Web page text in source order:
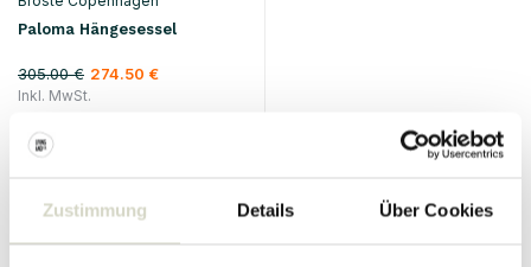
Zustimmung Details Über Cookies
Paloma Hängesessel
305.00 € 274.50 €
Inkl. MwSt.
• Auf Lager